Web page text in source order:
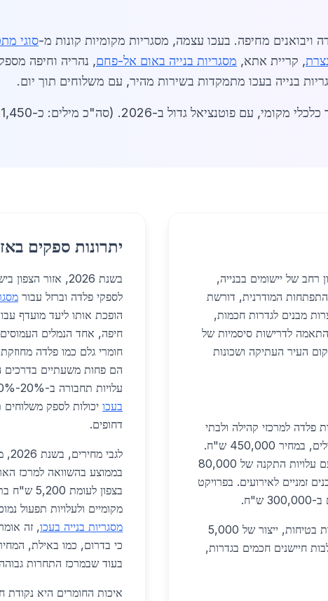
ויבואנים מחיפה. בעכו עצמה, מסגריות מקומיות קונות מ-סוגי
, קריית אתא, מסגריות בנייה באום אל-פחם, נהריה וחיפה
פוטנציאל גדול ב-2026. (סה"כ מילים: כ-1,450)
רחב של יישומים בבנייה,
המודרנית, דורשת
מבנים לגדרות חכמות,
לדרישות סיסמיות של
העיר העתיקה ושכונות
פלדה למרכזי קהילה ולבתי
ספר. פרויקט בית הספר בעכו דרש 150 טון פרופילים, במחיר 450,000 ש"ח.
גשרי עברייה רגליים משתמשים בפלדה מחוזקת, עם עלויות התקנה של 80,000
זמניים לאירועים. בפרויקט
פרויקטי תשתית כמו כבישים חדשים דורשים גדרות בטיחות, ייצור של 5,000
משלבות חיישנים חכמים בגדרות,
יתרונות ספקים
בשנת 2026, אזור
לספקי פלדה וברזל עבור
הופכת אותו ליעד מועדף
חיפה, אחד הנמלים
חומרי גלם כמו פלדה
עלויות תחבורה ב-20%-30% בהשוואה לאזורים מרכזיים. חברות
בעכו
דחופים.
בצפון
מקומיים ולעלויות תפעול
מסגריות בנייה בעכו, זה
בעוד שבמרכז התחרות
איכות החומרים היא נקודת